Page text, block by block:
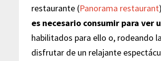
restaurante (Panorama restaurant
es necesario consumir para ver
habilitados para ello o, rodeando
disfrutar de un relajante